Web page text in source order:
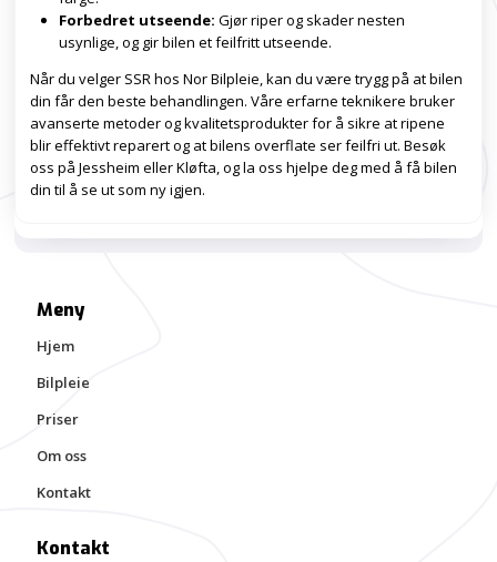
Forbedret utseende: Gjør riper og skader nesten
usynlige, og gir bilen et feilfritt utseende.
Når du velger SSR hos Nor Bilpleie, kan du være trygg på at bilen
din får den beste behandlingen. Våre erfarne teknikere bruker
avanserte metoder og kvalitetsprodukter for å sikre at ripene
blir effektivt reparert og at bilens overflate ser feilfri ut. Besøk
oss på Jessheim eller Kløfta, og la oss hjelpe deg med å få bilen
din til å se ut som ny igjen.
Meny
Hjem
Bilpleie
Priser
Om oss
Kontakt
Kontakt